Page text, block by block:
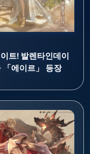
트! 발렌타인데이
「에이르」 등장